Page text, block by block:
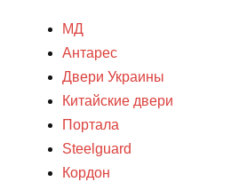
МД
Антарес
Двери Украины
Китайские двери
Портала
Steelguard
Кордон